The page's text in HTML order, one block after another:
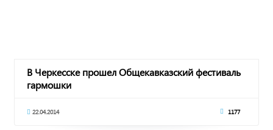
В Черкесске прошел Общекавказский фестиваль
гармошки
22.04.2014 1177